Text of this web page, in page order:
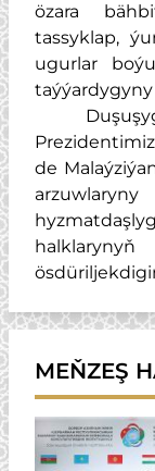
özara
tassyklap,
ugurlar
de
MEŇZEŞ